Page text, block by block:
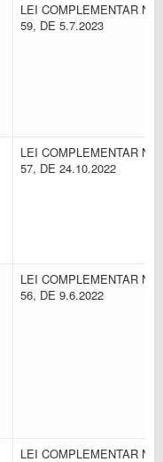
LEI COMPLEMENTAR N.
59, DE 5.7.2023
LEI COMPLEMENTAR N.
57, DE 24.10.2022
LEI COMPLEMENTAR N.
56, DE 9.6.2022
LEI COMPLEMENTAR N.